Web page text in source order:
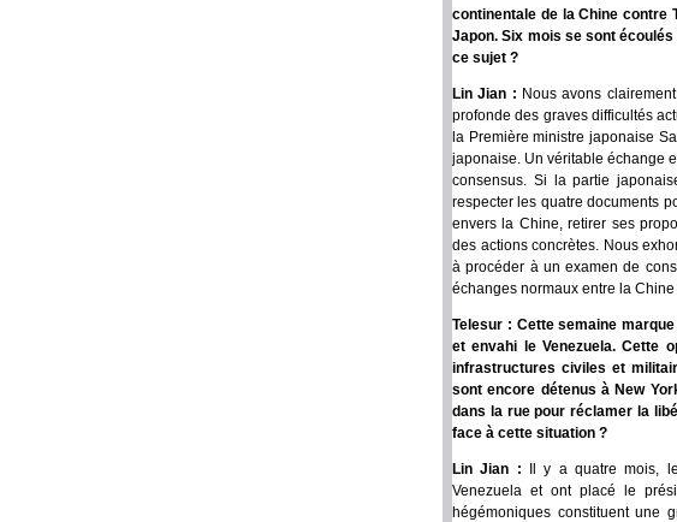
continentale de la Chine contre
Japon. Six mois se sont
ce sujet ?
Lin Jian : Nous avons
profonde des graves difficultés
la Première ministre japonaise
japonaise. Un véritable échange
consensus. Si la partie
respecter les quatre documents
envers la Chine, retirer ses
des actions concrètes. Nous
à procéder à un examen de
échanges normaux entre la
Telesur : Cette semaine
et envahi le Venezuela. Cette
infrastructures civiles et
sont encore détenus à New
dans la rue pour réclamer la
face à cette situation ?
Lin Jian :
Il y a quatre mois,
Venezuela et ont placé le
hégémoniques constituent une